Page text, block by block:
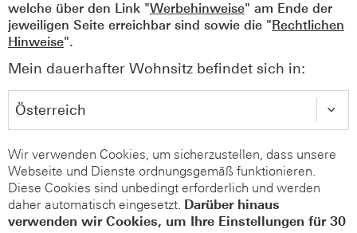
welche über den Link "Werbehinweise" am Ende der
jeweiligen Seite erreichbar sind sowie die "Rechtlichen
Hinweise".
Mein dauerhafter Wohnsitz befindet sich in:
Wir verwenden Cookies, um sicherzustellen, dass unsere
Webseite und Dienste ordnungsgemäß funktionieren.
Diese Cookies sind unbedingt erforderlich und werden
daher automatisch eingesetzt. Darüber hinaus
verwenden wir Cookies, um Ihre Einstellungen für 30